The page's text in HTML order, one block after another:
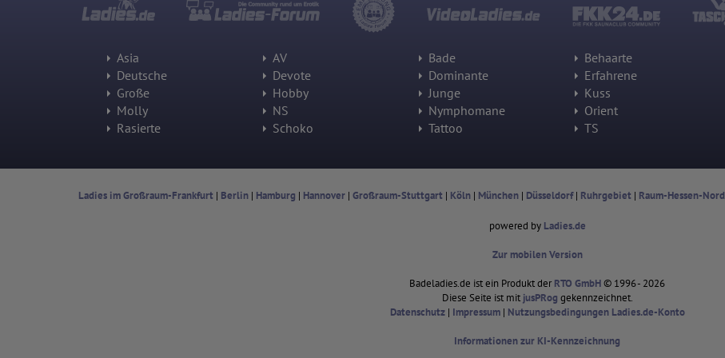
Herausgeber:
Hotjar Limited, Malta
Datum und Uhrzeit des Besuchs
Geografischer Standort
IP-Adresse
Mausbewegungen
Besuchte Seiten
Referrer URL
Sprachinformationen
Browser-Typ
Eindeutige Benutzerkennung
Antworten auf Umfragen
Europäische Union
Rechtliche Grundlage der Verarbeitung
Art. 6 Abs. 1 S. 1 lit. a DSGVO
Asia AV Bade Behaarte
Deutsche
Devote Dominante Erfahrene
Große
Hobby Junge Kuss
Molly
NS Nymphomane Orient
Rasierte
Schoko Tattoo TS
Ladies im Großraum-Frankfurt | Berlin| Hamburg | Hannover| Großraum-Stuttgart | Köln| München| Düsseldorf| Ruhrgebiet | Raum-Hessen-Nord
powered by Ladies.de
Zur mobilen Version
Badeladies.de ist ein Produkt der RTO GmbH© 1996 - 2026
Diese Seite ist mit jusPRog gekennzeichnet.
Datenschutz| Impressum| Nutzungsbedingungen Ladies.de-Konto
Informationen zur KI-Kennzeichnung